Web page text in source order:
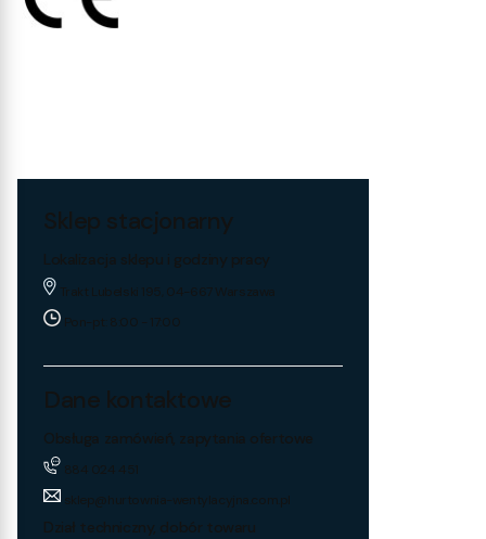
Sklep stacjonarny
Lokalizacja sklepu i godziny pracy
Trakt Lubelski 195, 04-667 Warszawa
Pon-pt: 8:00 - 17:00
Dane kontaktowe
Obsługa zamówień, zapytania ofertowe
884 024 451
sklep@hurtownia-wentylacyjna.com.pl
Dział techniczny, dobór towaru